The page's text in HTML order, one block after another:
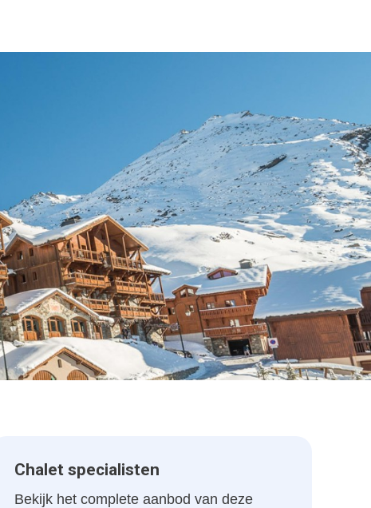
Chalet specialisten
Bekijk het complete aanbod van deze